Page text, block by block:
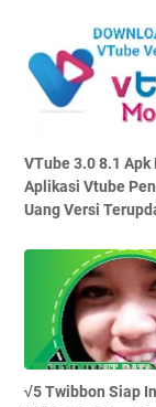
VTube 3.0 8.1 Apk
Aplikasi Vtube
Uang Versi
√5 Twibbon Siap